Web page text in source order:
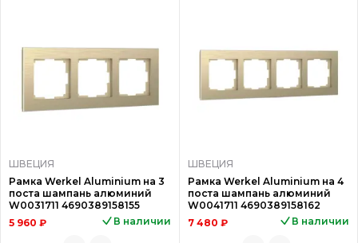
ШВЕЦИЯ
Рамка Werkel Aluminium на 3
поста шампань алюминий
W0031711 4690389158155
5 960 ₽
В наличии
ШВЕЦИЯ
Рамка Werkel Aluminium на 4
поста шампань алюминий
W0041711 4690389158162
7 480 ₽
В наличии